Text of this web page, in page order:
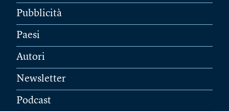
Pubblicità
Paesi
Autori
Newsletter
Podcast